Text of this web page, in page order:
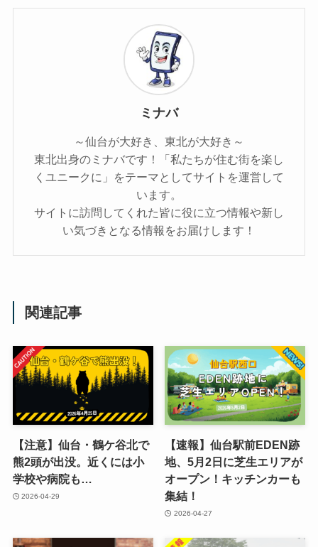
ミナバ
～仙台が大好き、東北が大好き～
東北出身のミナバです！「私たちが住む街を楽し
くユニークに」をテーマとしてサイトを運営して
います。
サイトに訪問してくれた皆に役に立つ情報や新し
い気づきとなる情報をお届けします！
関連記事
【注意】仙台・鶴ケ谷北で
熊2頭が出没。近くには小
学校や病院も…
2026-04-29
【速報】仙台駅前EDEN跡
地、5月2日に芝生エリアが
オープン！キッチンカーも
集結！
2026-04-27